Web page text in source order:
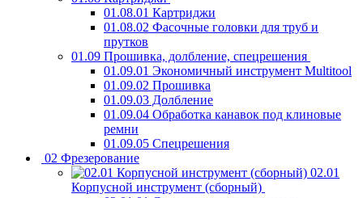
01.08.01 Картриджи
01.08.02 Фасочные головки для труб и
прутков
01.09 Прошивка, долбление, спецрешения
01.09.01 Экономичный инструмент Multitool
01.09.02 Прошивка
01.09.03 Долбление
01.09.04 Обработка канавок под клиновые
ремни
01.09.05 Спецрешения
02 Фрезерование
02.01
Корпусной инструмент (сборный)